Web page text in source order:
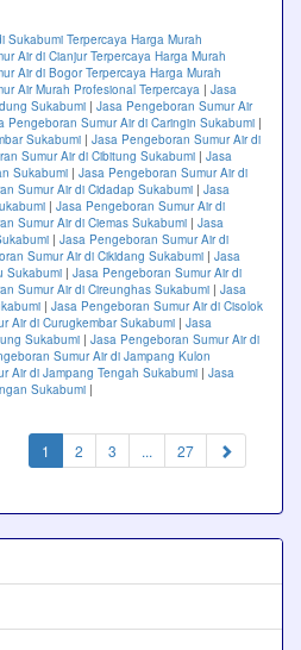
Terpercaya Harga Murah
Air di Cianjur Terpercaya Harga Murah
Air di Bogor Terpercaya Harga Murah
Air Murah Profesional Terpercaya | Jasa
Sukabumi | Jasa Pengeboran Sumur Air
Pengeboran Sumur Air di Caringin Sukabumi |
Sukabumi | Jasa Pengeboran Sumur Air di
Sumur Air di Cibitung Sukabumi | Jasa
Sukabumi | Jasa Pengeboran Sumur Air di
Sumur Air di Cidadap Sukabumi | Jasa
| Jasa Pengeboran Sumur Air di
Sumur Air di Ciemas Sukabumi | Jasa
| Jasa Pengeboran Sumur Air di
Sumur Air di Cikidang Sukabumi | Jasa
Sukabumi | Jasa Pengeboran Sumur Air di
Sumur Air di Cireunghas Sukabumi | Jasa
| Jasa Pengeboran Sumur Air di Cisolok
Air di Curugkembar Sukabumi | Jasa
Sukabumi | Jasa Pengeboran Sumur Air di
Sumur Air di Jampang Kulon
Air di Jampang Tengah Sukabumi | Jasa
Sukabumi |
1 (current)
2 3 ... 27